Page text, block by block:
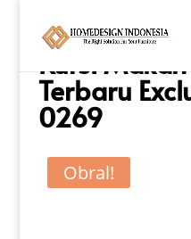
Minimalis Terbaru
Kursi
Terbaru
0269
Obral!